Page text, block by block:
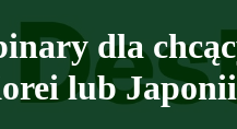
dla
lub Japonii